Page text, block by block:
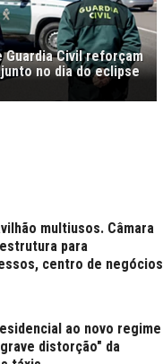
Guardia Civil reforçam
no dia do eclipse
multiusos. Câmara
para
centro de negócios
ao novo regime
distorção" da